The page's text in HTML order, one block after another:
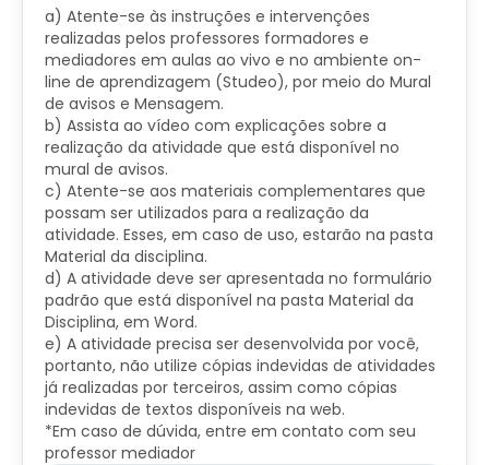
a) Atente-se às instruções e intervenções
realizadas pelos professores formadores e
mediadores em aulas ao vivo e no ambiente on-
line de aprendizagem (Studeo), por meio do Mural
de avisos e Mensagem.
b) Assista ao vídeo com explicações sobre a
realização da atividade que está disponível no
mural de avisos.
c) Atente-se aos materiais complementares que
possam ser utilizados para a realização da
atividade. Esses, em caso de uso, estarão na pasta
Material da disciplina.
d) A atividade deve ser apresentada no formulário
padrão que está disponível na pasta Material da
Disciplina, em Word.
e) A atividade precisa ser desenvolvida por você,
portanto, não utilize cópias indevidas de atividades
já realizadas por terceiros, assim como cópias
indevidas de textos disponíveis na web.
*Em caso de dúvida, entre em contato com seu
professor mediador